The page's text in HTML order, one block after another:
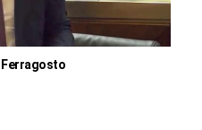
Ferragosto